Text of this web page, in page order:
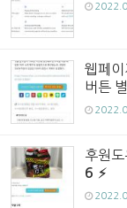
웹페
버튼
후원
6